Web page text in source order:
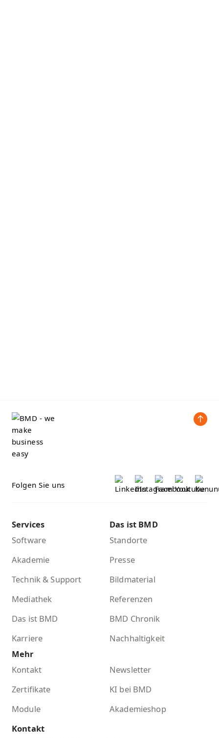
Folgen Sie uns
Services
Software
Akademie
Technik & Support
Mediathek
Das ist BMD
Karriere
Das ist BMD
Standorte
Presse
Bildmaterial
Referenzen
BMD Chronik
Nachhaltigkeit
Mehr
Kontakt
Newsletter
Zertifikate
KI bei BMD
Module
Akademieshop
Kontakt